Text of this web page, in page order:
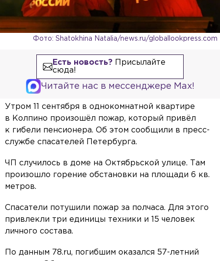
Фото: Shatokhina Natalia/news.ru/globallookpress.com
Есть новость?Присылайте
сюда!
Читайте нас в мессенджере Max!
Утром 11 сентября в однокомнатной квартире
в Колпино произошёл пожар, который привёл
к гибели пенсионера. Об этом сообщили в пресс-
службе спасателей Петербурга.
ЧП случилось в доме на Октябрьской улице. Там
произошло горение обстановки на площади 6 кв.
метров.
Спасатели потушили пожар за полчаса. Для этого
привлекли три единицы техники и 15 человек
личного состава.
По данным 78.ru, погибшим оказался 57-летний